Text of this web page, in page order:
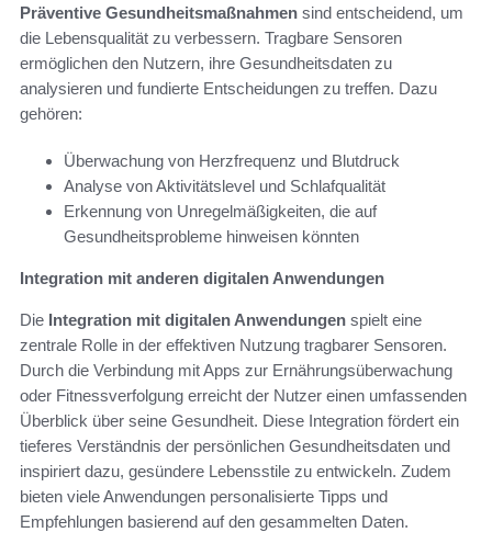
Präventive Gesundheitsmaßnahmen sind entscheidend, um
die Lebensqualität zu verbessern. Tragbare Sensoren
ermöglichen den Nutzern, ihre Gesundheitsdaten zu
analysieren und fundierte Entscheidungen zu treffen. Dazu
gehören:
Überwachung von Herzfrequenz und Blutdruck
Analyse von Aktivitätslevel und Schlafqualität
Erkennung von Unregelmäßigkeiten, die auf
Gesundheitsprobleme hinweisen könnten
Integration mit anderen digitalen Anwendungen
Die Integration mit digitalen Anwendungen spielt eine
zentrale Rolle in der effektiven Nutzung tragbarer Sensoren.
Durch die Verbindung mit Apps zur Ernährungsüberwachung
oder Fitnessverfolgung erreicht der Nutzer einen umfassenden
Überblick über seine Gesundheit. Diese Integration fördert ein
tieferes Verständnis der persönlichen Gesundheitsdaten und
inspiriert dazu, gesündere Lebensstile zu entwickeln. Zudem
bieten viele Anwendungen personalisierte Tipps und
Empfehlungen basierend auf den gesammelten Daten.